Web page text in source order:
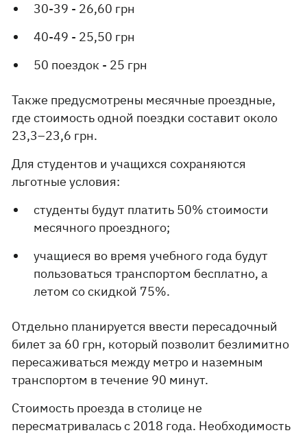
30-39 - 26,60 грн
40-49 - 25,50 грн
50 поездок - 25 грн
Также предусмотрены месячные проездные,
где стоимость одной поездки составит около
23,3–23,6 грн.
Для студентов и учащихся сохраняются
льготные условия:
студенты будут платить 50% стоимости
месячного проездного;
учащиеся во время учебного года будут
пользоваться транспортом бесплатно, а
летом со скидкой 75%.
Отдельно планируется ввести пересадочный
билет за 60 грн, который позволит безлимитно
пересаживаться между метро и наземным
транспортом в течение 90 минут.
Стоимость проезда в столице не
пересматривалась с 2018 года. Необходимость